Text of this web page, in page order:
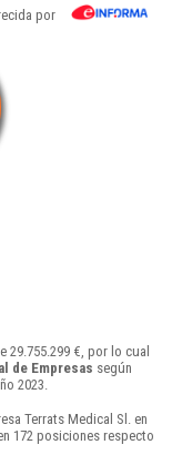
por
29.755.299 €, por lo cual
de Empresas según
2023.
Terrats Medical Sl. en
172 posiciones respecto